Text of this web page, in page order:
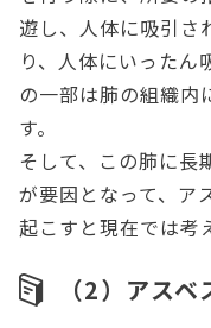
遊し、人体に吸引さ
り、人体にいったん
の一部は肺の組織内
す。
そして、この肺に長
が要因となって、ア
起こすと現在では考
（2）アス